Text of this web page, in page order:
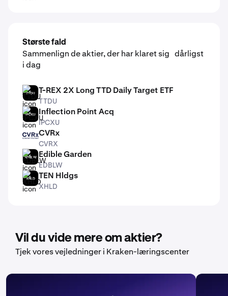
Største fald
Sammenlign de aktier, der har klaret sig dårligst
i dag
TTDU T-REX 2X Long TTD Daily Target ETF
TTDU
IPCXU Inflection Point Acq
IPCXU
CVRX CVRx
CVRX
EDBLW Edible Garden
EDBLW
XHLD TEN Hldgs
XHLD
Vil du vide mere om aktier?
Tjek vores vejledninger i Kraken-læringscenter